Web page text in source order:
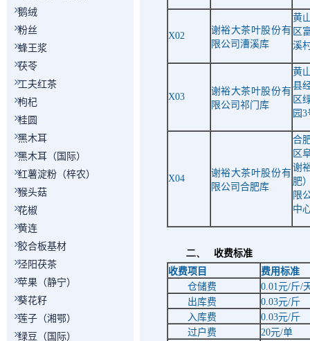
鹅绒
粉丝
蜂王浆
茯苓
工夫红茶
枸杞
桂圆
黑木耳
黑木耳（国际）
红薯淀粉（梓农）
猴头菇
花椒
黄连
胶合板基材
泾阳茯茶
苹果（静宁）
葵花籽
莲子（湘鄂）
绿豆（国际）
X02
谢裕大茶叶股份有
限公司漕溪库
黄
区
溪
X03
谢裕大茶叶股份有
限公司祁门库
黄
县
区
园3
X04
谢裕大茶叶股份有
限公司合肥库
合
区
谢
肥
限
中
二、
收费标准
收费项目
费用标准
仓储费
0.01元/斤/
出库费
0.03元/斤
入库费
0.03元/斤
过户费
20元/单